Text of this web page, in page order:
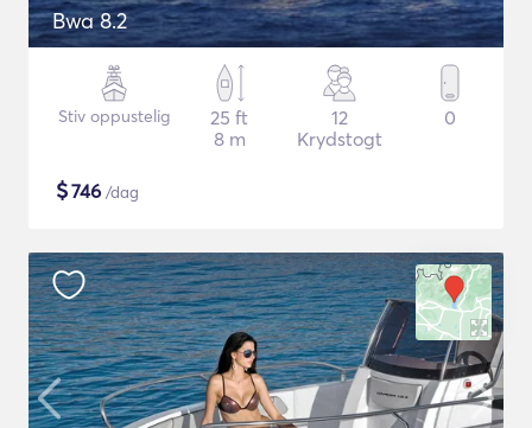
Bwa 8.2
Stiv oppustelig
25 ft
8 m
12
Krydstogt
0
$746 /dag